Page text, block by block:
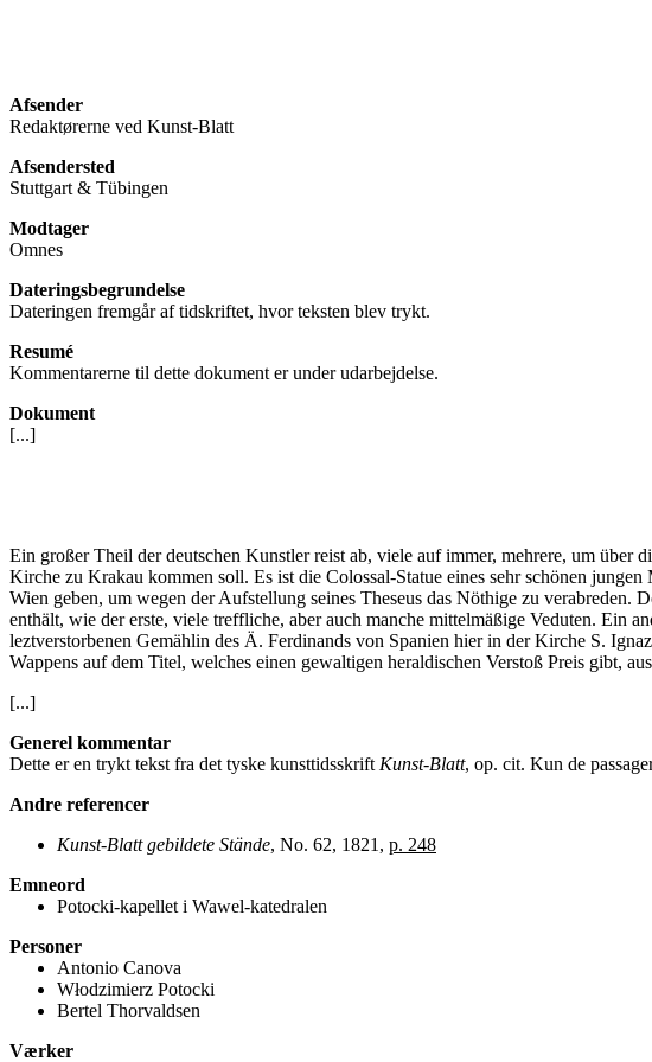
Afsender
Redaktørerne ved Kunst-Blatt
Afsendersted
Stuttgart & Tübingen
Modtager
Omnes
Dateringsbegrundelse
Dateringen fremgår af tidskriftet, hvor teksten blev trykt.
Resumé
Kommentarerne til dette dokument er under udarbejdelse.
Dokument
[...]
Ein großer Theil der deutschen Kunstler reist ab, viele auf immer, mehrere, um über
Kirche zu Krakau kommen soll. Es ist die Colossal-Statue eines sehr schönen
Wien geben, um wegen der Aufstellung seines Theseus das Nöthige zu verabreden.
enthält, wie der erste, viele treffliche, aber auch manche mittelmäßige Veduten. Ein
leztverstorbenen Gemählin des Ä. Ferdinands von Spanien hier in der Kirche S.
Wappens auf dem Titel, welches einen gewaltigen heraldischen Verstoß Preis gibt,
[...]
Generel kommentar
Dette er en trykt tekst fra det tyske kunsttidsskrift Kunst-Blatt, op. cit. Kun de
Andre referencer
Kunst-Blatt gebildete Stände, No. 62, 1821, p. 248
Emneord
Potocki-kapellet i Wawel-katedralen
Personer
Antonio Canova
Włodzimierz Potocki
Bertel Thorvaldsen
Værker